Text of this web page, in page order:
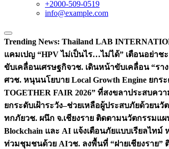
+2000-509-0519
info@example.com
Trending News: Thailand LAB
แคมเปญ “HPV ไม่เป็นไร…ไม่ได้” เตือนอย่าช
ขับเคลื่อนเศรษฐกิจวช. เดินหน้าขับเคลื่อน “ร
ศวช. หนุนนโยบาย Local Growth Engine ยก
TOGETHER FAIR 2026” ที่สงขลาประสบคว
ยกระดับเฝ้าระวัง–ช่วยเหลือผู้ประสบภัยด้วยนวั
ทกภัยวช. ผนึก จ.เชียงราย ติดตามนวัตกรรมแ
Blockchain และ AI แจ้งเตือนภัยแบบเรียลไ
ท่วมชุมชนด้วย AIวช. ลงพื้นที่ “ฝายเชียงราย